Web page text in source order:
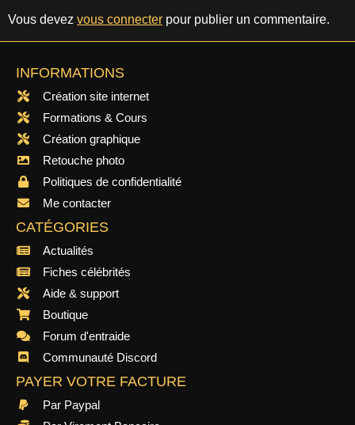
Vous devez vous connecter pour publier un commentaire.
INFORMATIONS
Création site internet
Formations & Cours
Création graphique
Retouche photo
Politiques de confidentialité
Me contacter
CATÉGORIES
Actualités
Fiches célébrités
Aide & support
Boutique
Forum d'entraide
Communauté Discord
PAYER VOTRE FACTURE
Par Paypal